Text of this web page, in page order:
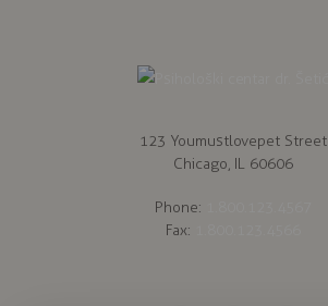
123 Youmustlovepet Street
Chicago, IL 60606
Phone:
Fax: